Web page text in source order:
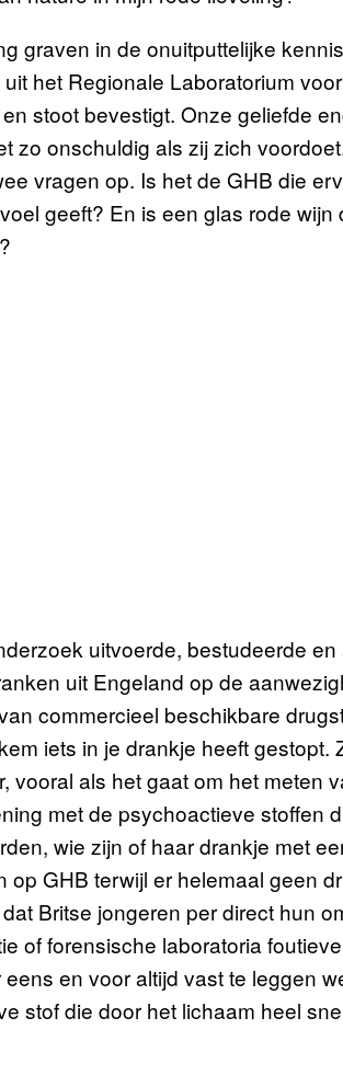
graven in de onuitputtelijke
uit het Regionale Laboratorium
stoot bevestigt. Onze geliefde
zo onschuldig als zij zich
vragen op. Is het de GHB die
geeft? En is een glas rode
uitvoerde, bestudeerde
uit Engeland op de
commercieel beschikbare
iets in je drankje heeft gestopt.
vooral als het gaat om het meten
met de psychoactieve stoffen
wie zijn of haar drankje met
op GHB terwijl er helemaal geen
Britse jongeren per direct hun
of forensische laboratoria
en voor altijd vast te leggen
stof die door het lichaam heel